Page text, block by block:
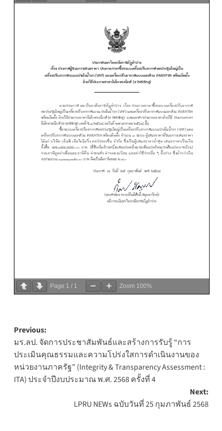
Page 1 / 1 Zoom 100%
Post
navigation
Previous:
มร.ลป. จัดการประชาสัมพันธ์และสร้างการรับรู้ “การ
ประเมินคุณธรรมและความโปร่งใสการดำเนินงานของ
หน่วยงานภาครัฐ” (Integrity & Transparency Assessment :
ITA) ประจำปีงบประมาณ พ.ศ. 2568 ครั้งที่ 4
Next:
LPRU NEWs ฉบับวันที่ 25 กุมภาพันธ์ 2568